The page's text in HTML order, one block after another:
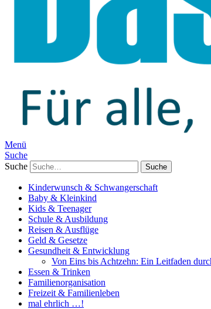
Menü
Suche
Suche
Kinderwunsch & Schwangerschaft
Baby & Kleinkind
Kids & Teenager
Schule & Ausbildung
Reisen & Ausflüge
Geld & Gesetze
Gesundheit & Entwicklung
Von Eins bis Achtzehn: Ein Leitfaden
Essen & Trinken
Familienorganisation
Freizeit & Familienleben
mal ehrlich …!